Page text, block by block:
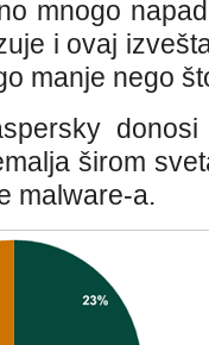
mnogo
i ovaj
manje nego
širom
malware-a.